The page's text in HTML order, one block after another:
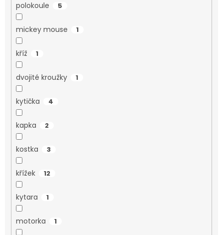
polokoule 5
mickey mouse 1
kříž 1
dvojité kroužky 1
kytička 4
kapka 2
kostka 3
křížek 12
kytara 1
motorka 1